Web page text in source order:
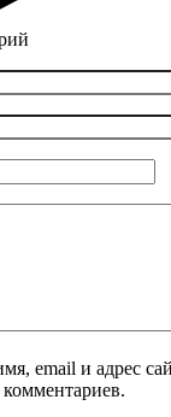
email и адрес